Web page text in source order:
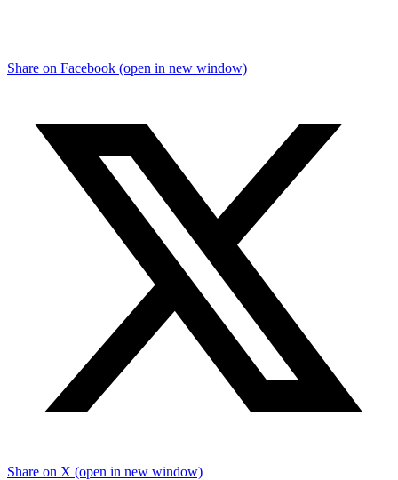
Share on Facebook (open in new window)
Share on X (open in new window)